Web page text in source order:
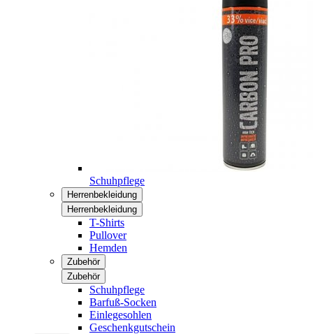
Schuhpflege
Herrenbekleidung
Herrenbekleidung
T-Shirts
Pullover
Hemden
Zubehör
Zubehör
Schuhpflege
Barfuß-Socken
Einlegesohlen
Geschenkgutschein